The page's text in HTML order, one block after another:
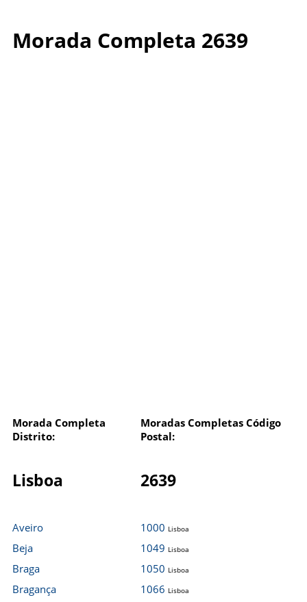
Morada Completa 2639
Morada Completa
Distrito:
Moradas Completas Código
Postal:
Lisboa 2639
Aveiro
Beja
Braga
Bragança
1000 Lisboa
1049 Lisboa
1050 Lisboa
1066 Lisboa